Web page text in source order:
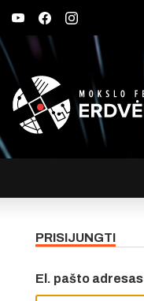
PRISIJUNGTI
El. pašto adresas